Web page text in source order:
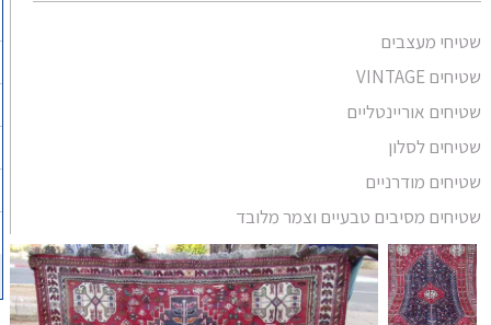
שטיחי מעצבים
שטיחים VINTAGE
שטיחים אוריינטליים
סומק פרסי
סומק קווקזי
שטיח קילים
קילים אפגני
קילים הודי
שטיחי זיגלר
שטיחי משי
שטיחים לסלון
שטיחים מודרניים
Arabesque
Bliss
Comfort Shag
שטיחים מסיבים טבעיים וצמר מלובד
שטיחים מסיבים טבעיים
שטיחים מצמר מלובד